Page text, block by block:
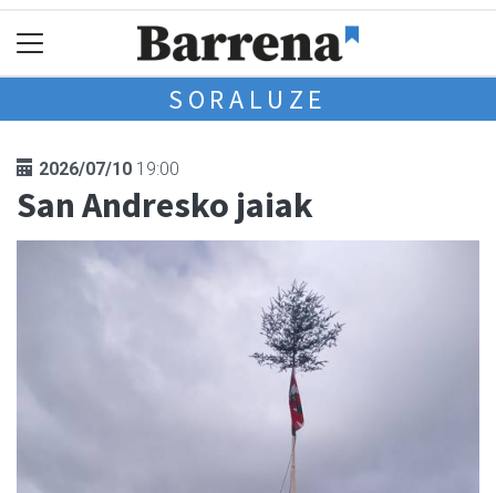
SORALUZE
2026/07/10 19:00
San Andresko jaiak